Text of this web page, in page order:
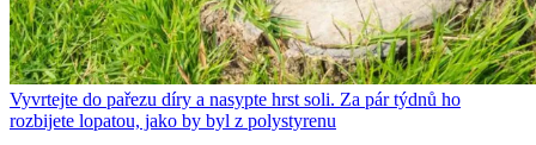
Vyvrtejte do pařezu díry a nasypte hrst soli. Za pár týdnů ho
rozbijete lopatou, jako by byl z polystyrenu